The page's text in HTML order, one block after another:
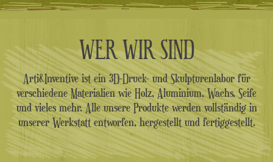
WER WIR SIND
Arti&Inventive ist ein 3D-Druck- und Skulpturenlabor für
verschiedene Materialien wie Holz, Aluminium, Wachs, Seife
und vieles mehr. Alle unsere Produkte werden vollständig in
unserer Werkstatt entworfen, hergestellt und fertiggestellt.